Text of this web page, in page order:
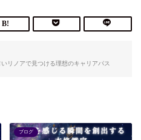
リノアで見つける理想のキャリアパス
ブログ